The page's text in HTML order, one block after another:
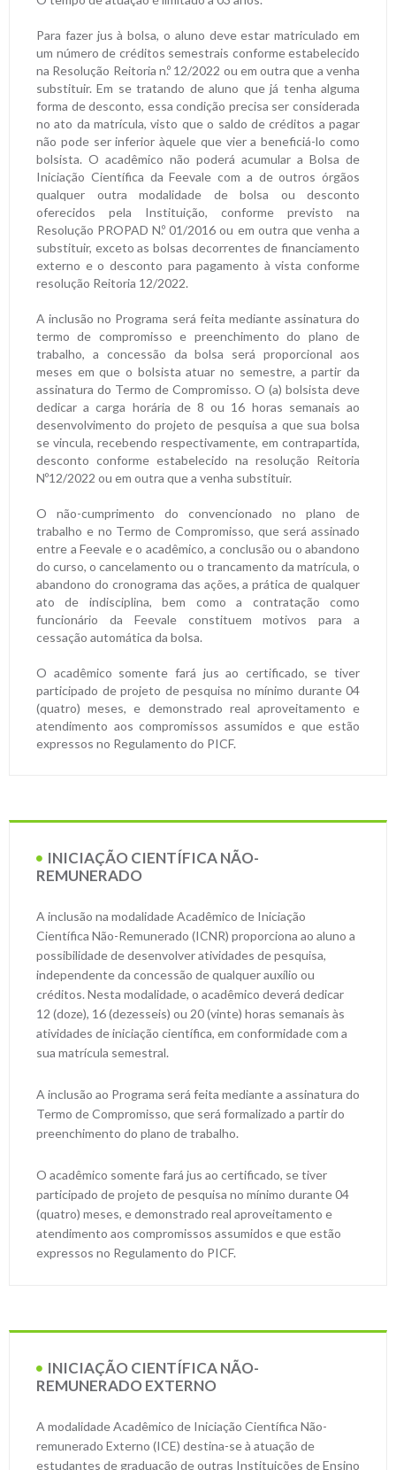
Para fazer jus à bolsa, o aluno deve estar matriculado em
um número de créditos semestrais conforme estabelecido
na Resolução Reitoria n.º 12/2022 ou em outra que a venha
substituir. Em se tratando de aluno que já tenha alguma
forma de desconto, essa condição precisa ser considerada
no ato da matrícula, visto que o saldo de créditos a pagar
não pode ser inferior àquele que vier a beneficiá-lo como
bolsista. O acadêmico não poderá acumular a Bolsa de
Iniciação Científica da Feevale com a de outros órgãos
qualquer outra modalidade de bolsa ou desconto
oferecidos pela Instituição, conforme previsto na
Resolução PROPAD N.º 01/2016 ou em outra que venha a
substituir, exceto as bolsas decorrentes de financiamento
externo e o desconto para pagamento à vista conforme
resolução Reitoria 12/2022.
A inclusão no Programa será feita mediante assinatura do
termo de compromisso e preenchimento do plano de
trabalho, a concessão da bolsa será proporcional aos
meses em que o bolsista atuar no semestre, a partir da
assinatura do Termo de Compromisso. O (a) bolsista deve
dedicar a carga horária de 8 ou 16 horas semanais ao
desenvolvimento do projeto de pesquisa a que sua bolsa
se vincula, recebendo respectivamente, em contrapartida,
desconto conforme estabelecido na resolução Reitoria
Nº12/2022 ou em outra que a venha substituir.
O não-cumprimento do convencionado no plano de
trabalho e no Termo de Compromisso, que será assinado
entre a Feevale e o acadêmico, a conclusão ou o abandono
do curso, o cancelamento ou o trancamento da matrícula, o
abandono do cronograma das ações, a prática de qualquer
ato de indisciplina, bem como a contratação como
funcionário da Feevale constituem motivos para a
cessação automática da bolsa.
O acadêmico somente fará jus ao certificado, se tiver
participado de projeto de pesquisa no mínimo durante 04
(quatro) meses, e demonstrado real aproveitamento e
atendimento aos compromissos assumidos e que estão
expressos no Regulamento do PICF.
INICIAÇÃO CIENTÍFICA NÃO-
REMUNERADO
A inclusão na modalidade Acadêmico de Iniciação
Científica Não-Remunerado (ICNR) proporciona ao aluno a
possibilidade de desenvolver atividades de pesquisa,
independente da concessão de qualquer auxílio ou
créditos. Nesta modalidade, o acadêmico deverá dedicar
12 (doze), 16 (dezesseis) ou 20 (vinte) horas semanais às
atividades de iniciação científica, em conformidade com a
sua matrícula semestral.
A inclusão ao Programa será feita mediante a assinatura do
Termo de Compromisso, que será formalizado a partir do
preenchimento do plano de trabalho.
O acadêmico somente fará jus ao certificado, se tiver
participado de projeto de pesquisa no mínimo durante 04
(quatro) meses, e demonstrado real aproveitamento e
atendimento aos compromissos assumidos e que estão
expressos no Regulamento do PICF.
INICIAÇÃO CIENTÍFICA NÃO-
REMUNERADO EXTERNO
A modalidade Acadêmico de Iniciação Científica Não-
remunerado Externo (ICE) destina-se à atuação de
estudantes de graduação de outras Instituições de Ensino